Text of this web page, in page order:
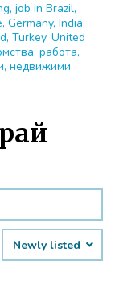
job in Brazil,
Germany, India,
Turkey, United
работа,
недвижими
Newly listed